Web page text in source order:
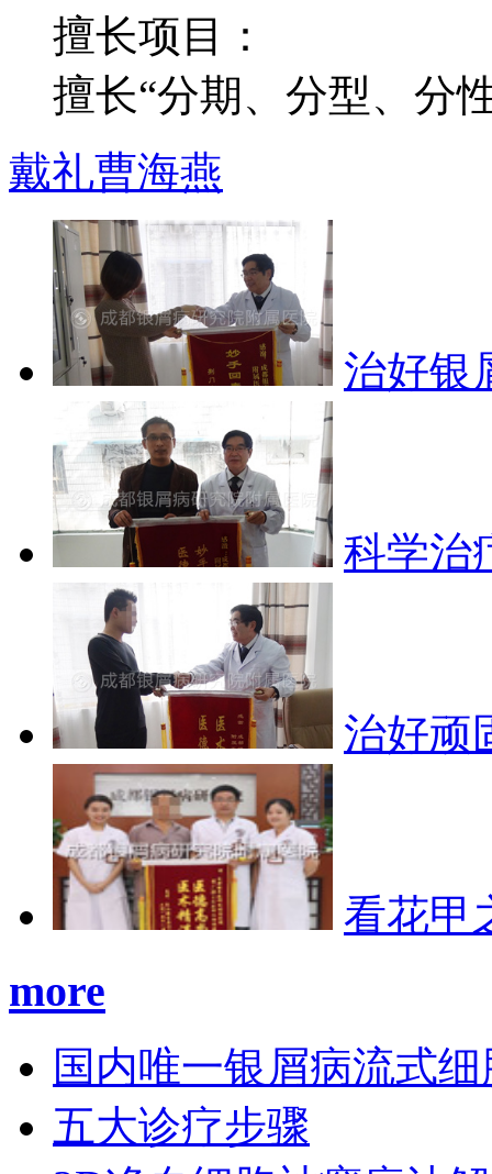
擅长项目：
擅长“分期、分型、分
戴礼曹海燕
治好银
科学治
治好顽
看花甲
more
国内唯一银屑病流式
五大诊疗步骤